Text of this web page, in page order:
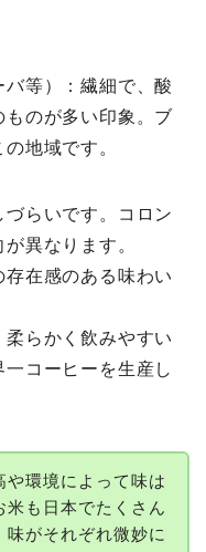
等）：繊細で、酸
のが多い印象。ブ
地域です。
らいです。コロン
異なります。
在感のある味わい
らかく飲みやすい
コーヒーを生産し
や環境によって味は
米も日本でたくさん
がそれぞれ微妙に